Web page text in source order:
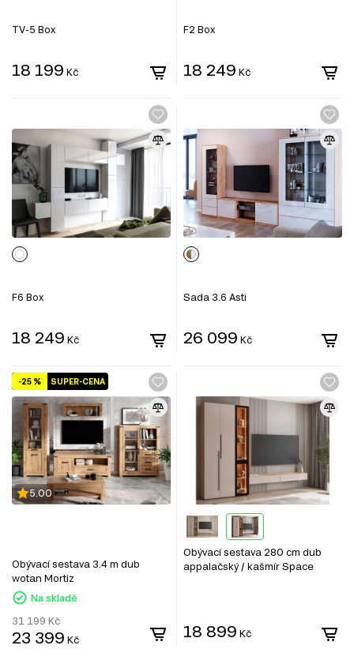
TV-5 Box
18 199 Kč
F2 Box
18 249 Kč
F6 Box
18 249 Kč
Sada 3.6 Asti
26 099 Kč
SUPER-CENA
-25 %
5.00
Obývací sestava 3.4 m dub
wotan Mortiz
Na skladě
31 199 Kč
23 399 Kč
Obývací sestava 280 cm dub
appalačský / kašmír Space
18 899 Kč